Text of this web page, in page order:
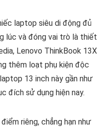
laptop siêu di động đủ
lúc và đóng vai trò là thiết
Lenovo ThinkBook 13X
thêm loạt phụ kiện độc
13 inch này gần như
đích sử dụng hiện nay.
riêng, chẳng hạn như